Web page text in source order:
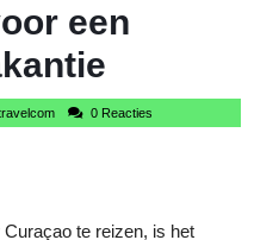
een
mudintercargotravelcom
0 Reacties
te reizen, is het